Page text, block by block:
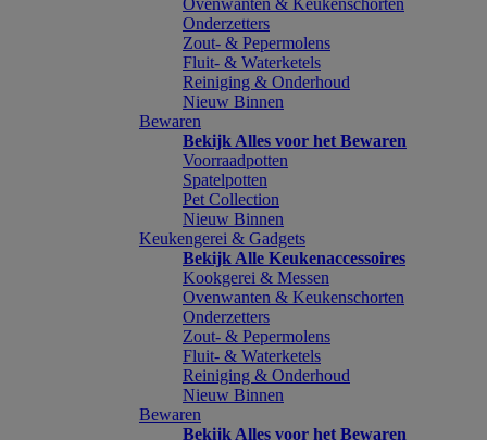
Ovenwanten & Keukenschorten
Onderzetters
Zout- & Pepermolens
Fluit- & Waterketels
Reiniging & Onderhoud
Nieuw Binnen
Bewaren
Bekijk Alles voor het Bewaren
Voorraadpotten
Spatelpotten
Pet Collection
Nieuw Binnen
Keukengerei & Gadgets
Bekijk Alle Keukenaccessoires
Kookgerei & Messen
Ovenwanten & Keukenschorten
Onderzetters
Zout- & Pepermolens
Fluit- & Waterketels
Reiniging & Onderhoud
Nieuw Binnen
Bewaren
Bekijk Alles voor het Bewaren